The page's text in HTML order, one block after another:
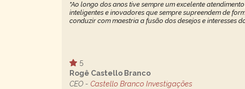
"Ao longo dos anos tive sempre um excelente
inteligentes e inovadores que sempre supreendem de
conduzir com maestria a fusão dos desejos e interesses
5
Rogê Castello Branco
CEO - Castello Branco Investigações